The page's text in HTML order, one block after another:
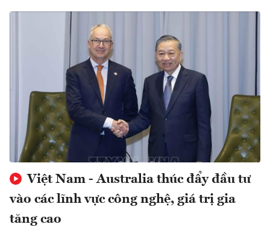
Việt Nam - Australia thúc đẩy đầu tư
vào các lĩnh vực công nghệ, giá trị gia
tăng cao